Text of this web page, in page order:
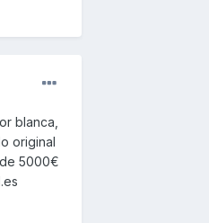
blanca,
original
5000€